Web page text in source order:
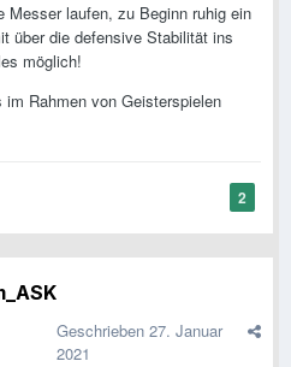
Messer laufen, zu Beginn ruhig ein
über die defensive Stabilität ins
möglich!
Rahmen von Geisterspielen
2
Geschrieben 27. Januar
2021